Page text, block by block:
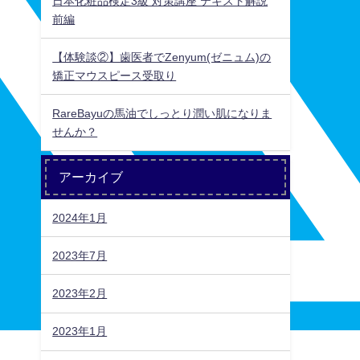
前編
【体験談②】歯医者でZenyum(ゼニュム)の
矯正マウスピース受取り
RareBayuの馬油でしっとり潤い肌になりま
せんか？
アーカイブ
2024年1月
2023年7月
2023年2月
2023年1月